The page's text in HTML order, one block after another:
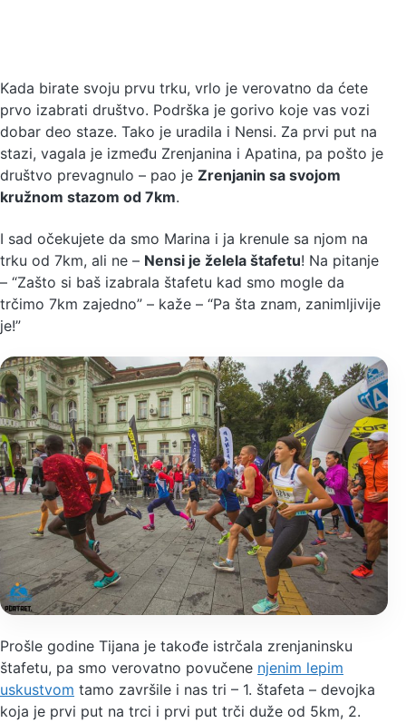
Kada birate svoju prvu trku, vrlo je verovatno da ćete
prvo izabrati društvo. Podrška je gorivo koje vas vozi
dobar deo staze. Tako je uradila i Nensi. Za prvi put na
stazi, vagala je između Zrenjanina i Apatina, pa pošto je
društvo prevagnulo – pao je Zrenjanin sa svojom
kružnom stazom od 7km.
I sad očekujete da smo Marina i ja krenule sa njom na
trku od 7km, ali ne – Nensi je želela štafetu! Na pitanje
– “Zašto si baš izabrala štafetu kad smo mogle da
trčimo 7km zajedno” – kaže – “Pa šta znam, zanimljivije
je!”
Prošle godine Tijana je takođe istrčala zrenjaninsku
štafetu, pa smo verovatno povučene njenim lepim
uskustvom tamo završile i nas tri – 1. štafeta – devojka
koja je prvi put na trci i prvi put trči duže od 5km, 2.